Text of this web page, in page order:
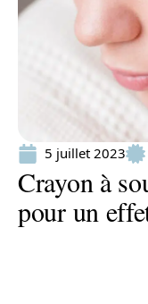
5 juillet 2023
Crayon à
pour un